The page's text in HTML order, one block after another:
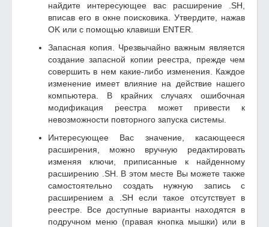
найдите интересующее вас расширение .SH,
вписав его в окне поисковика. Утвердите, нажав
OK или с помощью клавиши ENTER.
Запасная копия. Чрезвычайно важным является
создание запасной копии реестра, прежде чем
совершить в нем какие-либо изменения. Каждое
изменение имеет влияние на действие нашего
компьютера. В крайних случаях ошибочная
модификация реестра может привести к
невозможности повторного запуска системы.
Интересующее Вас значение, касающееся
расширения, можно вручную редактировать
изменяя ключи, приписанные к найденному
расширению .SH. В этом месте Вы можете также
самостоятельно создать нужную запись с
расширением а .SH если такое отсутствует в
реестре. Все доступные варианты находятся в
подручном меню (правая кнопка мышки) или в